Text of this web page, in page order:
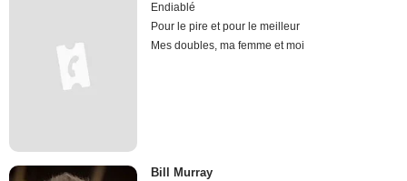
Endiablé
Pour le pire et pour le meilleur
Mes doubles, ma femme et moi
Bill Murray